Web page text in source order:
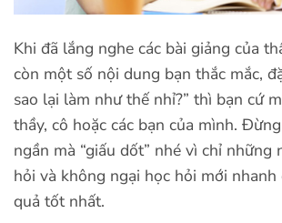
Khi đã lắng nghe các bài giảng của
còn một số nội dung bạn thắc mắc,
sao lại làm như thế nhỉ?” thì bạn cứ
thầy, cô hoặc các bạn của mình.
ngần mà “giấu dốt” nhé vì chỉ những
hỏi và không ngại học hỏi mới
quả tốt nhất.